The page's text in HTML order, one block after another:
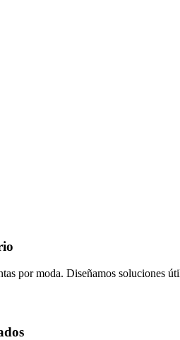
por moda. Diseñamos soluciones